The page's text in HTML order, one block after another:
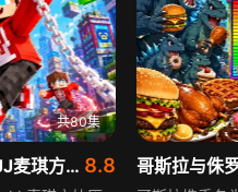
共80集
我的世界JJ麦琪方块历险记 8.8